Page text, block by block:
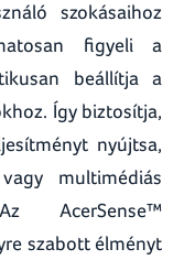
szokásaihoz
figyeli a
beállítja a
Így biztosítja,
nyújtsa,
multimédiás
AcerSense™
szabott élményt